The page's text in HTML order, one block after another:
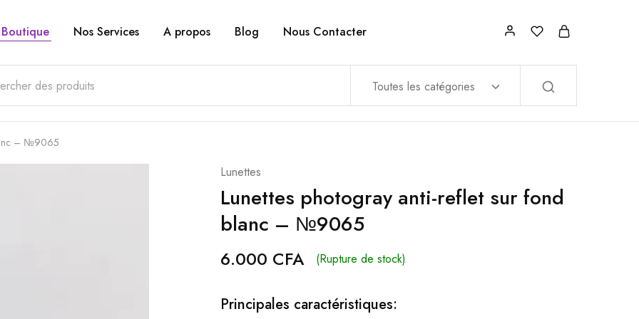
Boutique Nos Services A propos Blog Nous Contacter
Toutes les catégories
– №9065
Lunettes
Lunettes photogray anti-reflet sur fond
blanc – №9065
6.000 CFA (Rupture de stock)
Principales caractéristiques: